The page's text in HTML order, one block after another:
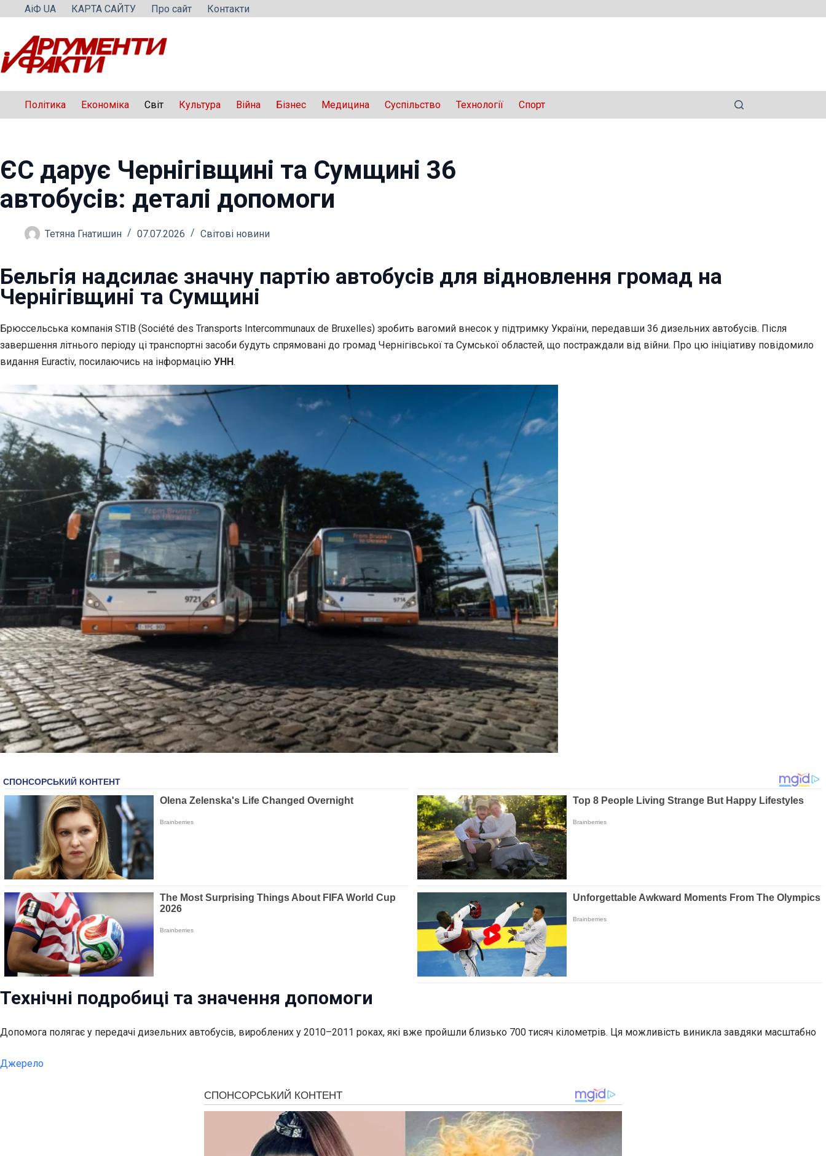
Перейти
вмісту
АіФ UA КАРТА САЙТУ Про сайт Контакти
Політика Економіка Світ Культура Війна Бізнес Медицина Суспільство Технології Спорт
ЄС дарує Чернігівщині та Сумщині 36
автобусів: деталі допомоги
Тетяна Гнатишин 07.07.2026 Світові новини
Бельгія надсилає значну партію автобусів для відновлення громад на
Чернігівщині та Сумщині
Брюссельська компанія STIB (Société des Transports Intercommunaux de Bruxelles) зробить вагомий внесок у підтримку України, передавши 36 дизельних автобусів. Після
завершення літнього періоду ці транспортні засоби будуть спрямовані до громад Чернігівської та Сумської областей, що постраждали від війни. Про цю ініціативу повідомило
видання Euractiv, посилаючись на інформацію УНН.
Технічні подробиці та значення допомоги
Допомога полягає у передачі дизельних автобусів, вироблених у 2010–2011 роках, які вже пройшли близько 700 тисяч кілометрів. Ця можливість виникла завдяки масштабно
Джерело